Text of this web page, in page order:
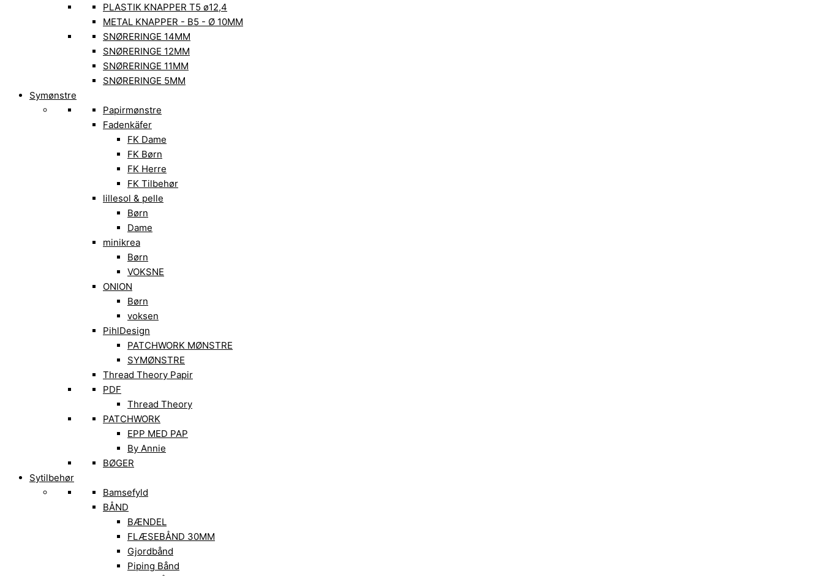
PLASTIK KNAPPER T5 ø12,4
METAL KNAPPER - B5 - Ø 10MM
SNØRERINGE 14MM
SNØRERINGE 12MM
SNØRERINGE 11MM
SNØRERINGE 5MM
Symønstre
Papirmønstre
Fadenkäfer
FK Dame
FK Børn
FK Herre
FK Tilbehør
lillesol & pelle
Børn
Dame
minikrea
Børn
VOKSNE
ONION
Børn
voksen
PihlDesign
PATCHWORK MØNSTRE
SYMØNSTRE
Thread Theory Papir
PDF
Thread Theory
PATCHWORK
EPP MED PAP
By Annie
BØGER
Sytilbehør
Bamsefyld
BÅND
BÆNDEL
FLÆSEBÅND 30MM
Gjordbånd
Piping Bånd